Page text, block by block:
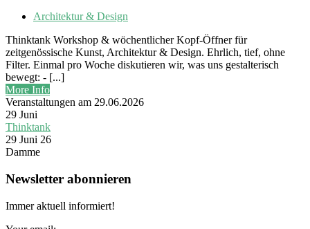
Architektur & Design
Thinktank Workshop & wöchentlicher Kopf-Öffner für
zeitgenössische Kunst, Architektur & Design. Ehrlich, tief, ohne
Filter. Einmal pro Woche diskutieren wir, was uns gestalterisch
bewegt: - [...]
More Info
Veranstaltungen am 29.06.2026
29 Juni
Thinktank
29 Juni 26
Damme
Newsletter abonnieren
Immer aktuell informiert!